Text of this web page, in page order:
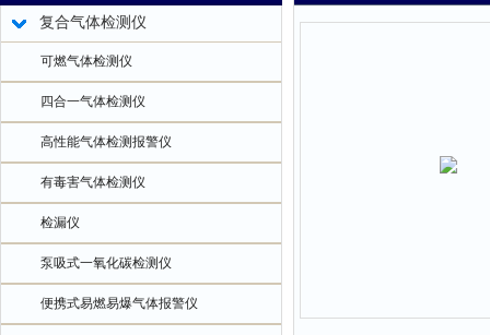
复合气体检测仪
可燃气体检测仪
四合一气体检测仪
高性能气体检测报警仪
有毒害气体检测仪
检漏仪
泵吸式一氧化碳检测仪
便携式易燃易爆气体报警仪